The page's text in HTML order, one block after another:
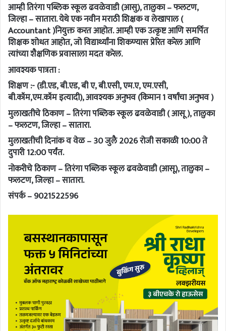
आम्ही तिरंगा पब्लिक स्कूल ढवळेवाडी (आसु), तालुका – फलटण,
जिल्हा – सातारा. येथे एक नवीन मराठी शिक्षक व लेखापाल (
Accountant )नियुक्त करत आहोत. आम्ही एक उत्कृष्ट आणि समर्पित
शिक्षक शोधत आहोत, जो विद्यार्थ्यांना शिकण्यास प्रेरित करेल आणि
त्यांच्या शैक्षणिक प्रवासाला मदत करेल.
आवश्यक पात्रता :
शिक्षण :- (डी.एड, बी.एड, बी ए, बी.एसी, एम.ए, एम.एसी,
बी.कॉम,एम.कॉम इत्यादी), आवश्यक अनुभव (किमान 1 वर्षांचा अनुभव )
मुलाखतीचे ठिकाण – तिरंगा पब्लिक स्कूल ढवळेवाडी ( आसू ), तालुका
– फलटण, जिल्हा – सातारा.
मुलाखतीची दिनांक व वेळ – 30 जुलै 2026 रोजी सकाळी 10:00 ते
दुपारी 12:00 पर्यंत.
नोकरीचे ठिकाण – तिरंगा पब्लिक स्कूल ढवळेवाडी (आसू), तालुका –
फलटण, जिल्हा – सातारा.
संपर्क – 9021522596